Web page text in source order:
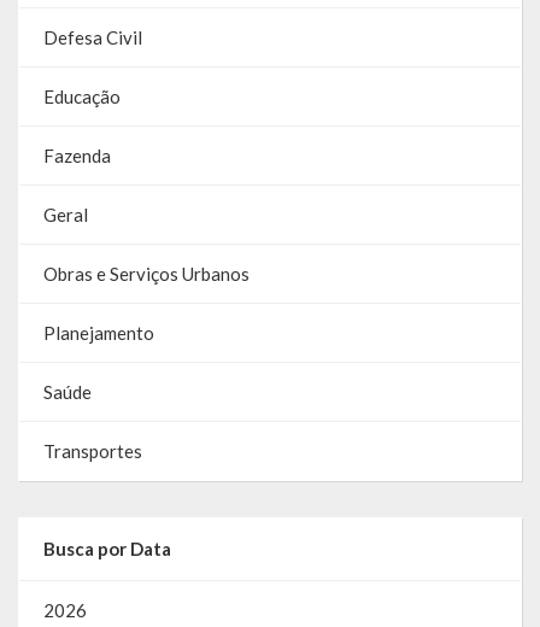
Defesa Civil
Educação
Fazenda
Geral
Obras e Serviços Urbanos
Planejamento
Saúde
Transportes
Busca por Data
2026